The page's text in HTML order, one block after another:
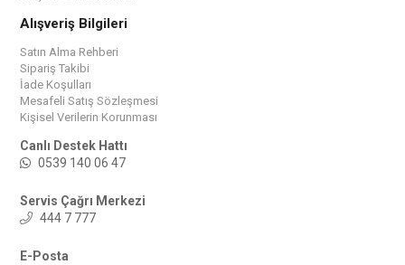
Alışveriş Bilgileri
Satın Alma Rehberi
Sipariş Takibi
İade Koşulları
Mesafeli Satış Sözleşmesi
Kişisel Verilerin Korunması
Canlı Destek Hattı
0539 140 06 47
Servis Çağrı Merkezi
444 7 777
E-Posta